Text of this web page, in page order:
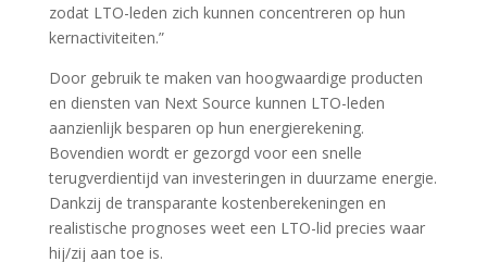
zodat LTO-leden zich kunnen concentreren op hun
kernactiviteiten.”
Door gebruik te maken van hoogwaardige producten
en diensten van Next Source kunnen LTO-leden
aanzienlijk besparen op hun energierekening.
Bovendien wordt er gezorgd voor een snelle
terugverdientijd van investeringen in duurzame energie.
Dankzij de transparante kostenberekeningen en
realistische prognoses weet een LTO-lid precies waar
hij/zij aan toe is.